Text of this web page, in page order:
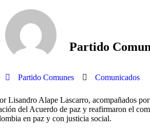
Partido
Partido Comunes Comunicados
Alape Lascarro, acompañados
del Acuerdo de paz y reafirmaron el
en paz y con justicia social.